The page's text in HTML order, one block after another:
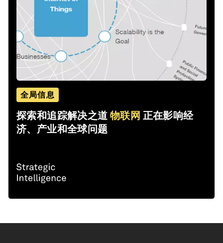
全局信息
探索和追踪解决之道 物联网 正在影响经
济、产业和全球问题